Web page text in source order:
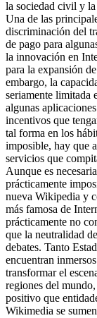
la sociedad civil y
Una de las
discriminación del
de pago para
la innovación en
para la expansión
embargo, la
seriamente limitada
algunas
incentivos que
tal forma en los
imposible, hay que
servicios que
Aunque es
prácticamente
nueva Wikipedia y
más famosa de
prácticamente no
que la neutralidad
debates. Tanto
encuentran
transformar el
regiones del
positivo que
Wikimedia se